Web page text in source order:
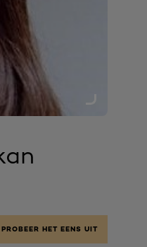
PROBEER HET EENS UIT